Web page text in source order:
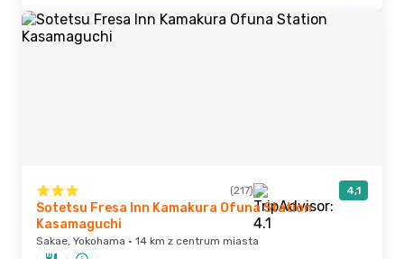
(217) 4,1
Sotetsu Fresa Inn Kamakura Ofuna Station
Kasamaguchi
Sakae, Yokohama · 14 km z centrum miasta